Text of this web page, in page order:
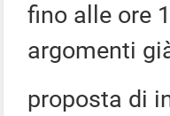
fino alle ore
argomenti
proposta di